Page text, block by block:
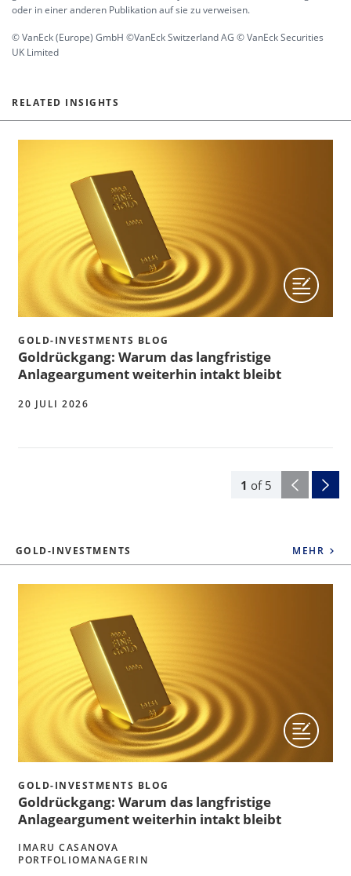
oder in einer anderen Publikation auf sie zu verweisen.
© VanEck (Europe) GmbH ©VanEck Switzerland AG © VanEck Securities
UK Limited
RELATED INSIGHTS
1 of 5
GOLD-INVESTMENTS BLOG
Goldrückgang: Warum das langfristige
Anlageargument weiterhin intakt bleibt
20 JULI 2026
GOLD-INVESTMENTS MEHR
GOLD-INVESTMENTS BLOG
Goldrückgang: Warum das langfristige
Anlageargument weiterhin intakt bleibt
IMARU CASANOVA
PORTFOLIOMANAGERIN